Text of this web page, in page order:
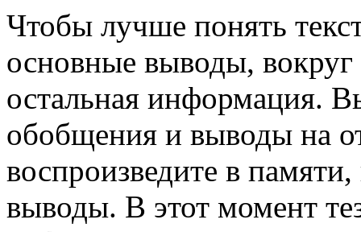
Чтобы лучше понять
основные выводы, вокруг
остальная информация.
обобщения и выводы на
воспроизведите в
выводы. В этот момент